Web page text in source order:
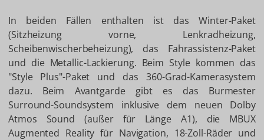
In beiden Fällen enthalten ist das Winter-Paket
(Sitzheizung vorne, Lenkradheizung,
Scheibenwischerbeheizung), das Fahrassistenz-Paket
und die Metallic-Lackierung. Beim Style kommen das
"Style Plus"-Paket und das 360-Grad-Kamerasystem
dazu. Beim Avantgarde gibt es das Burmester
Surround-Soundsystem inklusive dem neuen Dolby
Atmos Sound (außer für Länge A1), die MBUX
Augmented Reality für Navigation, 18-Zoll-Räder und